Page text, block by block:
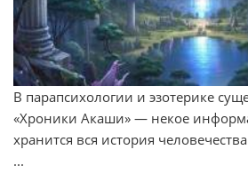
В парапсихологии и эзотерике
«Хроники Акаши» — некое
хранится вся история
...